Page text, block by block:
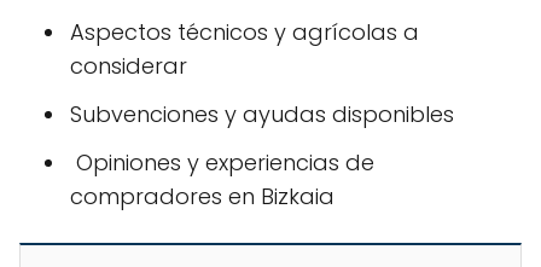
Aspectos técnicos y agrícolas a
considerar
Subvenciones y ayudas disponibles
️ Opiniones y experiencias de
compradores en Bizkaia